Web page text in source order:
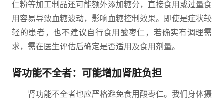
仁粉等加工制品还可能额外添加糖分，直接食用或过量食
用容易导致血糖波动，影响血糖控制效果。即使是症状较
轻的患者，也不建议自行食用酸枣仁，若确实有调理需
求，需在医生评估后确定是否适用及食用剂量。
肾功能不全者：可能增加肾脏负担
肾功能不全者也应严格避免食用酸枣仁。我们身体摄